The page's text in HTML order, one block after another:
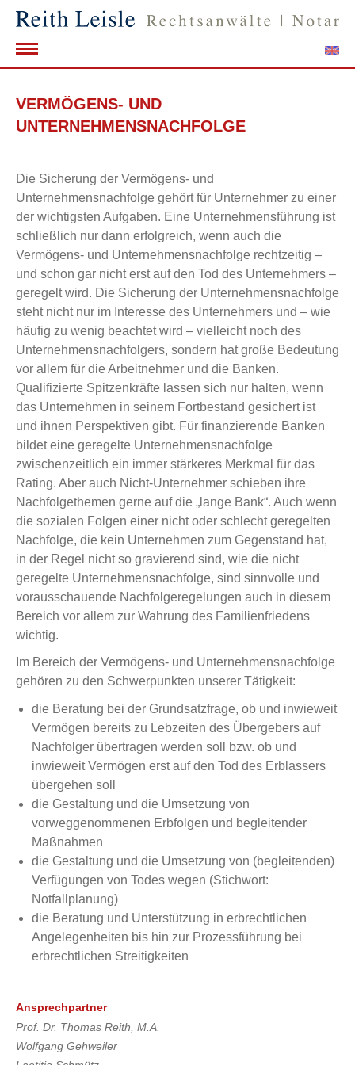
VERMÖGENS- UND
UNTERNEHMENSNACHFOLGE
Die Sicherung der Vermögens- und
Unternehmensnachfolge gehört für Unternehmer zu einer
der wichtigsten Aufgaben. Eine Unternehmensführung ist
schließlich nur dann erfolgreich, wenn auch die
Vermögens- und Unternehmensnachfolge rechtzeitig –
und schon gar nicht erst auf den Tod des Unternehmers –
geregelt wird. Die Sicherung der Unternehmensnachfolge
steht nicht nur im Interesse des Unternehmers und – wie
häufig zu wenig beachtet wird – vielleicht noch des
Unternehmensnachfolgers, sondern hat große Bedeutung
vor allem für die Arbeitnehmer und die Banken.
Qualifizierte Spitzenkräfte lassen sich nur halten, wenn
das Unternehmen in seinem Fortbestand gesichert ist
und ihnen Perspektiven gibt. Für finanzierende Banken
bildet eine geregelte Unternehmensnachfolge
zwischenzeitlich ein immer stärkeres Merkmal für das
Rating. Aber auch Nicht-Unternehmer schieben ihre
Nachfolgethemen gerne auf die „lange Bank“. Auch wenn
die sozialen Folgen einer nicht oder schlecht geregelten
Nachfolge, die kein Unternehmen zum Gegenstand hat,
in der Regel nicht so gravierend sind, wie die nicht
geregelte Unternehmensnachfolge, sind sinnvolle und
vorausschauende Nachfolgeregelungen auch in diesem
Bereich vor allem zur Wahrung des Familienfriedens
wichtig.
Im Bereich der Vermögens- und Unternehmensnachfolge
gehören zu den Schwerpunkten unserer Tätigkeit:
die Beratung bei der Grundsatzfrage, ob und inwieweit
Vermögen bereits zu Lebzeiten des Übergebers auf
Nachfolger übertragen werden soll bzw. ob und
inwieweit Vermögen erst auf den Tod des Erblassers
übergehen soll
die Gestaltung und die Umsetzung von
vorweggenommenen Erbfolgen und begleitender
Maßnahmen
die Gestaltung und die Umsetzung von (begleitenden)
Verfügungen von Todes wegen (Stichwort:
Notfallplanung)
die Beratung und Unterstützung in erbrechtlichen
Angelegenheiten bis hin zur Prozessführung bei
erbrechtlichen Streitigkeiten
Ansprechpartner
Prof. Dr. Thomas Reith, M.A.
Wolfgang Gehweiler